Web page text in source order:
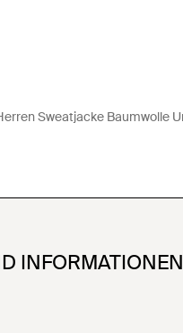
Sweatjacke Baumwolle
INFORMATIONEN